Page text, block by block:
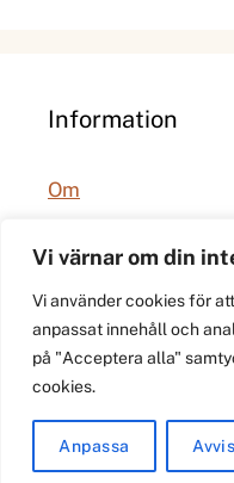
Vi värnar om din
Vi använder cookies för
anpassat innehåll och
på "Acceptera alla"
cookies.
Anpassa
Information
Om